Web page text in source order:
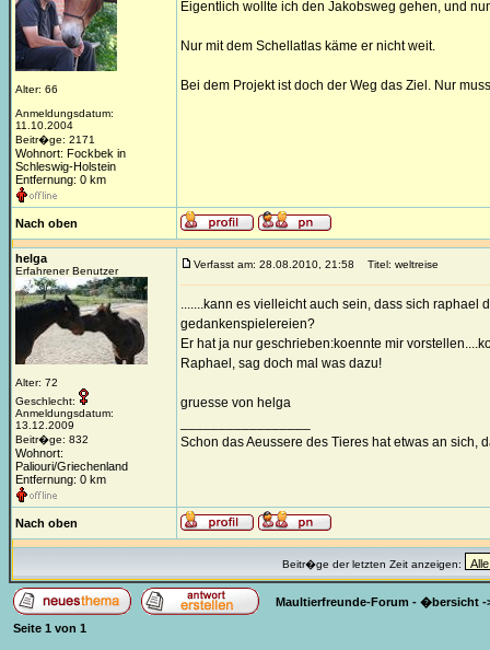
Alter: 66
Anmeldungsdatum:
11.10.2004
Beitr�ge: 2171
Wohnort: Fockbek in
Schleswig-Holstein
Entfernung: 0 km
Eigentlich wollte ich den Jakobsweg gehen, und
Nur mit dem Schellatlas käme er nicht weit.
Bei dem Projekt ist doch der Weg das Ziel. Nur
Nach oben
helga
Erfahrener Benutzer
Alter: 72
Geschlecht:
Anmeldungsdatum:
13.12.2009
Beitr�ge: 832
Wohnort:
Paliouri/Griechenland
Entfernung: 0 km
Verfasst am: 28.08.2010, 21:58 Titel: weltreise
.......kann es vielleicht auch sein, dass sich
gedankenspielereien?
Er hat ja nur geschrieben:koennte mir
Raphael, sag doch mal was dazu!
gruesse von helga
Schon das Aeussere des Tieres hat etwas an sich,
Nach oben
Beitr�ge der letzten Zeit anzeigen:
Maultierfreunde-Forum - �bersicht -
Seite 1 von 1